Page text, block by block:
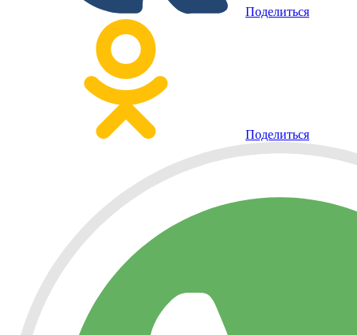
Поделиться
Поделиться